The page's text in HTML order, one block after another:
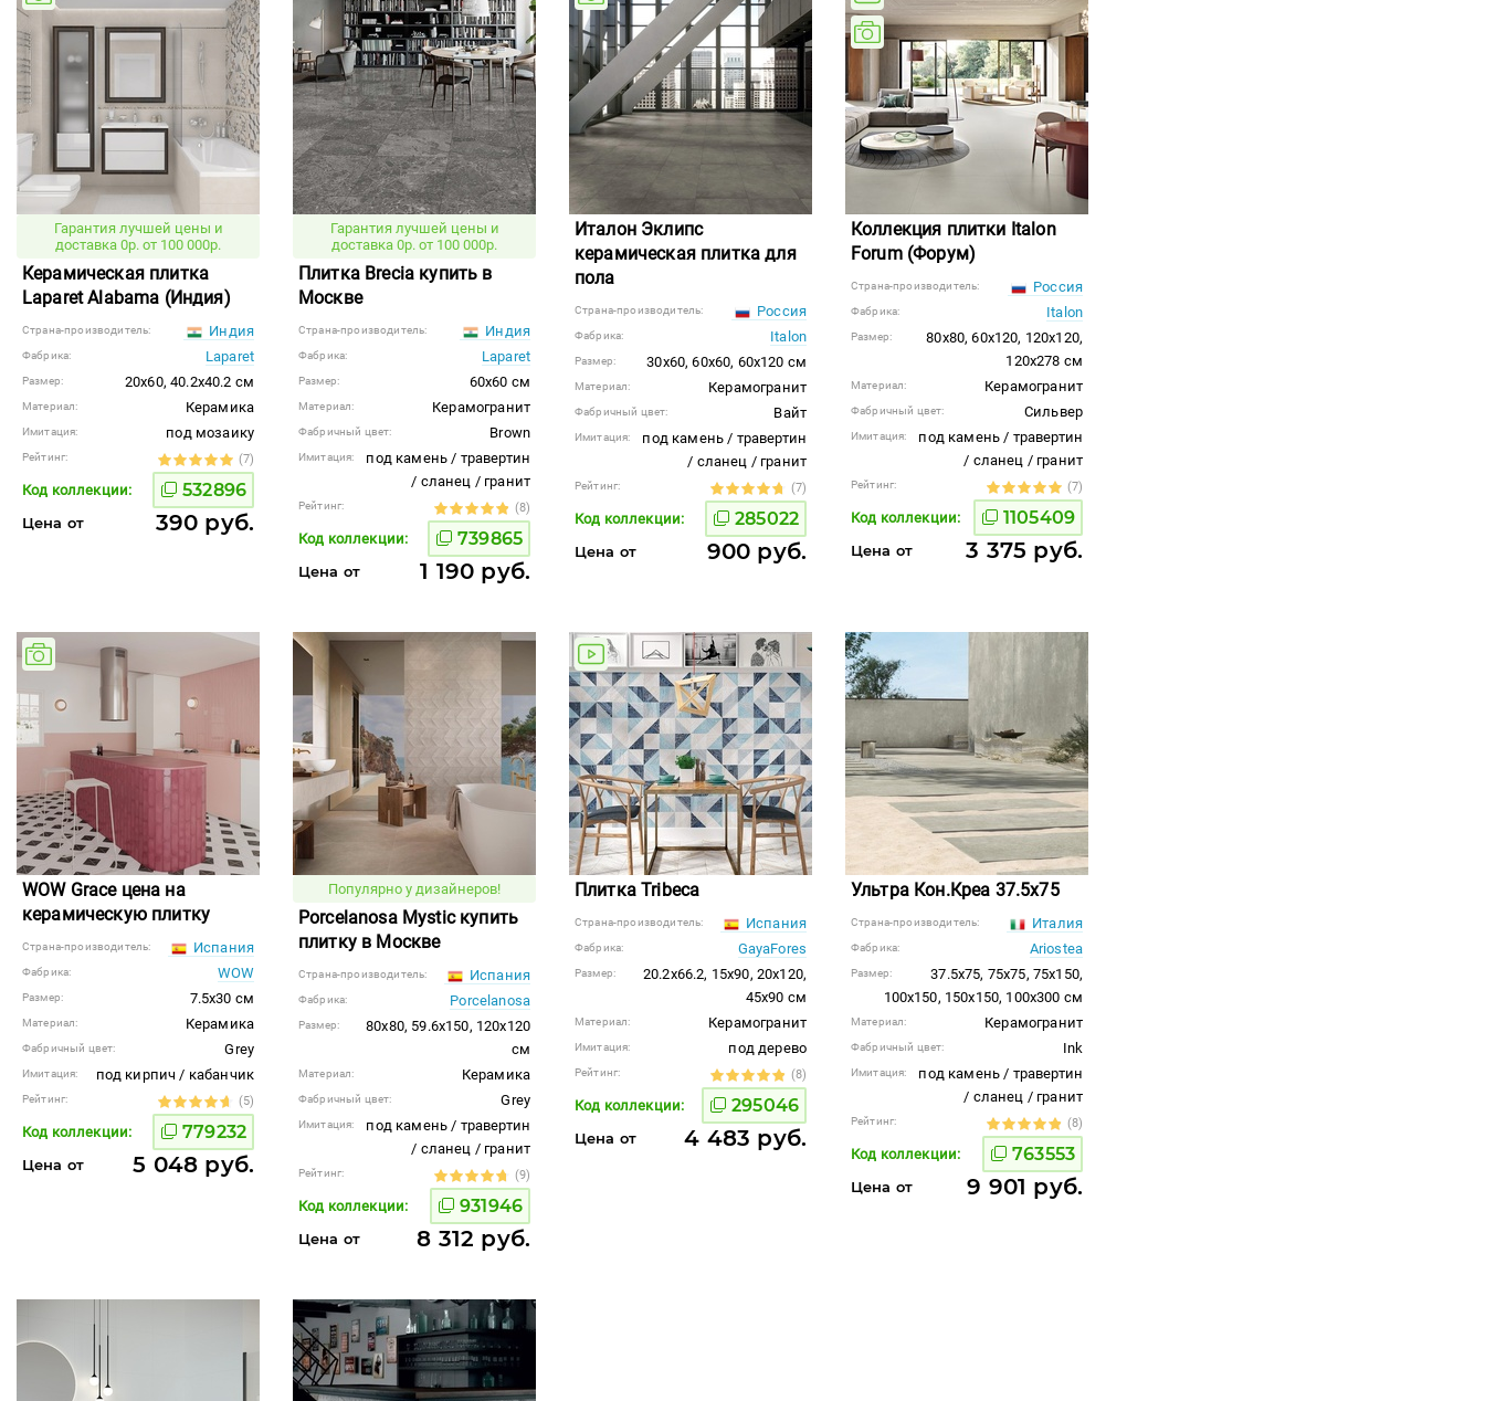
Гарантия лучшей цены и
доставка 0р. от 100 000р.
Керамическая плитка
Laparet Alabama (Индия)
Страна-производитель: Индия
Фабрика: Laparet
Размер: 20x60, 40.2x40.2 см
Материал: Керамика
Имитация: под мозаику
Рейтинг: (7)
Код коллекции: 532896
Цена от 390 руб.
Гарантия лучшей цены и
доставка 0р. от 100 000р.
Плитка Brecia купить в
Москве
Страна-производитель: Индия
Фабрика: Laparet
Размер: 60x60 см
Материал: Керамогранит
Фабричный цвет: Brown
Имитация:
под камень / травертин
/ сланец / гранит
Рейтинг: (8)
Код коллекции: 739865
Цена от 1 190 руб.
Италон Эклипс
керамическая плитка для
пола
Страна-производитель: Россия
Фабрика: Italon
Размер: 30x60, 60x60, 60x120 см
Материал: Керамогранит
Фабричный цвет: Вайт
Имитация:
под камень / травертин
/ сланец / гранит
Рейтинг: (7)
Код коллекции: 285022
Цена от 900 руб.
Коллекция плитки Italon
Forum (Форум)
Страна-производитель: Россия
Фабрика: Italon
Размер:
80x80, 60x120, 120x120,
120x278 см
Материал: Керамогранит
Фабричный цвет: Сильвер
Имитация:
под камень / травертин
/ сланец / гранит
Рейтинг: (7)
Код коллекции: 1105409
Цена от 3 375 руб.
WOW Grace цена на
керамическую плитку
Страна-производитель: Испания
Фабрика: WOW
Размер: 7.5x30 см
Материал: Керамика
Фабричный цвет: Grey
Имитация: под кирпич / кабанчик
Рейтинг: (5)
Код коллекции: 779232
Цена от 5 048 руб.
Популярно у дизайнеров!
Porcelanosa Mystic купить
плитку в Москве
Страна-производитель: Испания
Фабрика: Porcelanosa
Размер:
80x80, 59.6x150, 120x120
см
Материал: Керамика
Фабричный цвет: Grey
Имитация:
под камень / травертин
/ сланец / гранит
Рейтинг: (9)
Код коллекции: 931946
Цена от 8 312 руб.
Плитка Tribeca
Страна-производитель: Испания
Фабрика: GayaFores
Размер:
20.2x66.2, 15x90, 20x120,
45x90 см
Материал: Керамогранит
Имитация: под дерево
Рейтинг: (8)
Код коллекции: 295046
Цена от 4 483 руб.
Ультра Кон.Креа 37.5x75
Страна-производитель: Италия
Фабрика: Ariostea
Размер:
37.5x75, 75x75, 75x150,
100x150, 150x150, 100x300 см
Материал: Керамогранит
Фабричный цвет: Ink
Имитация:
под камень / травертин
/ сланец / гранит
Рейтинг: (8)
Код коллекции: 763553
Цена от 9 901 руб.